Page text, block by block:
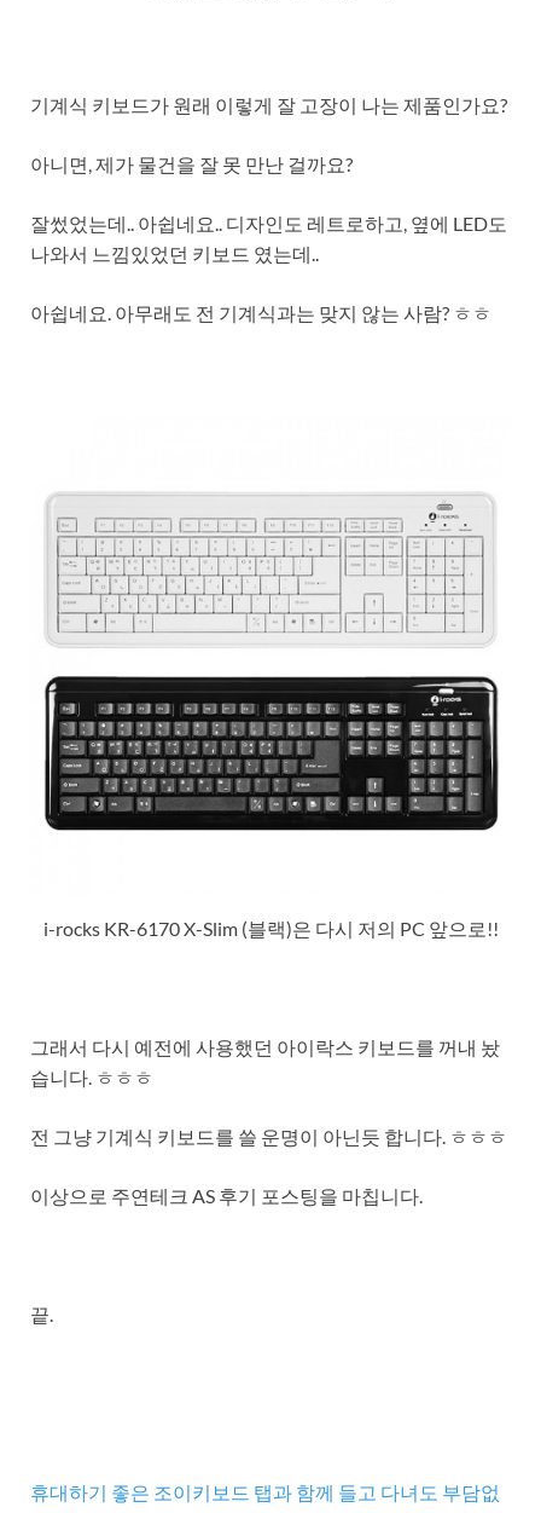
기계식 키보드가 원래 이렇게 잘 고장이 나는 제품인가요?
아니면, 제가 물건을 잘 못 만난 걸까요?
잘썼었는데.. 아쉽네요.. 디자인도 레트로하고, 옆에 LED도
나와서 느낌있었던 키보드 였는데..
아쉽네요. 아무래도 전 기계식과는 맞지 않는 사람? ㅎㅎ
i-rocks KR-6170 X-Slim (블랙)은 다시 저의 PC 앞으로!!
그래서 다시 예전에 사용했던 아이락스 키보드를 꺼내 놨
습니다. ㅎㅎㅎ
전 그냥 기계식 키보드를 쓸 운명이 아닌듯 합니다. ㅎㅎㅎ
이상으로 주연테크 AS 후기 포스팅을 마칩니다.
끝.
휴대하기 좋은 조이키보드 탭과 함께 들고 다녀도 부담없